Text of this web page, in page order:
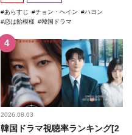
あらすじ チョン・ヘイン
ハヨン
恋は飴模様
韓国ドラマ
2026.08.03
韓国ドラマ視聴率ランキング[2